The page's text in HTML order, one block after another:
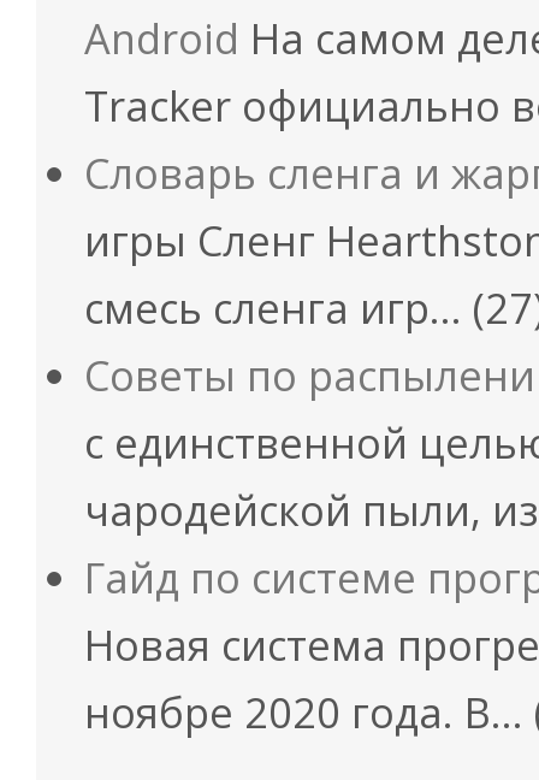
Android На самом
Tracker официально
Словарь сленга и
игры Сленг
смесь сленга игр…
Советы по
с единственной
чародейской пыли,
Гайд по системе
Новая система
ноябре 2020 года. В…